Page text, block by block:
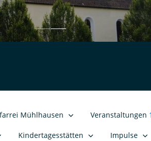
Mühlhausen Veranstaltungen
Kindertagesstätten Impulse